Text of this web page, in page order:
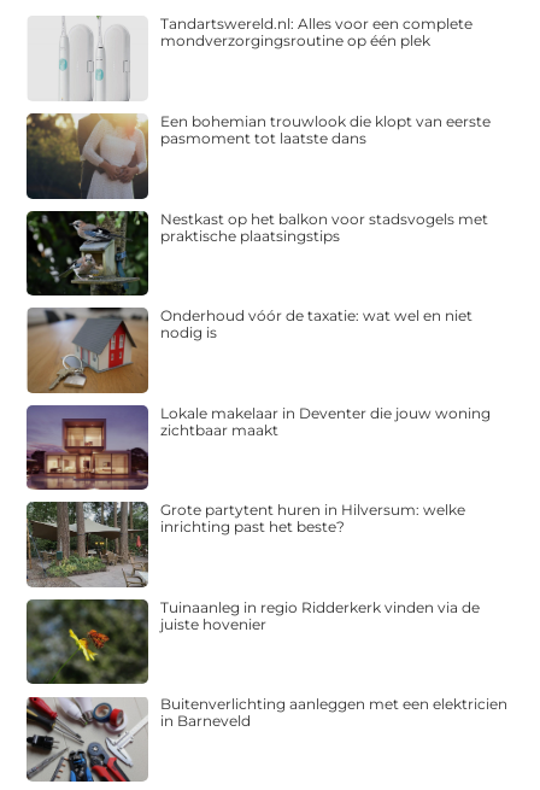
Tandartswereld.nl: Alles voor een complete
mondverzorgingsroutine op één plek
Een bohemian trouwlook die klopt van eerste
pasmoment tot laatste dans
Nestkast op het balkon voor stadsvogels met
praktische plaatsingstips
Onderhoud vóór de taxatie: wat wel en niet
nodig is
Lokale makelaar in Deventer die jouw woning
zichtbaar maakt
Grote partytent huren in Hilversum: welke
inrichting past het beste?
Tuinaanleg in regio Ridderkerk vinden via de
juiste hovenier
Buitenverlichting aanleggen met een elektricien
in Barneveld